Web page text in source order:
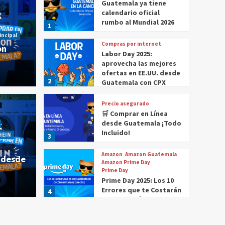
comprar en Amazon Historia Destacada
Noticias
en Amazon desde
1
Guatemala ya tiene
calendario oficial
rumbo al Mundial 2026
2
Compras por internet
Labor Day 2025:
aprovecha las mejores
ofertas en EE.UU. desde
Guatemala con CPX
3
Precio asegurado
🛒 Comprar en Línea
desde Guatemala ¡Todo
Incluido!
4
Amazon Amazon Guatemala
Amazon Prime Day
Prime Day
Prime Day 2025: Los 10
Errores que te Costarán
Dinero (Y Cómo